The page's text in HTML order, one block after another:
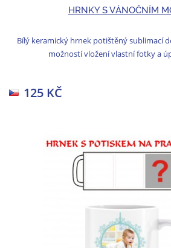
HRNKY S VÁNOČNÍM
Bílý keramický hrnek potištěný sublimací
možností vložení vlastní fotky a
125 KČ